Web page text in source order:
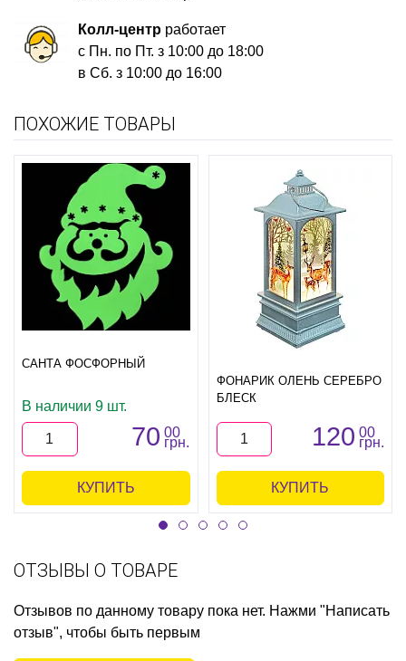
Колл-центр работает
с Пн. по Пт. з 10:00 до 18:00
в Сб. з 10:00 до 16:00
ПОХОЖИЕ ТОВАРЫ
САНТА ФОСФОРНЫЙ
В наличии 9 шт.
70 00
грн.
КУПИТЬ
ФОНАРИК ОЛЕНЬ СЕРЕБРО
БЛЕСК
120 00
грн.
КУПИТЬ
ОТЗЫВЫ О ТОВАРЕ
Отзывов по данному товару пока нет. Нажми "Написать
отзыв", чтобы быть первым